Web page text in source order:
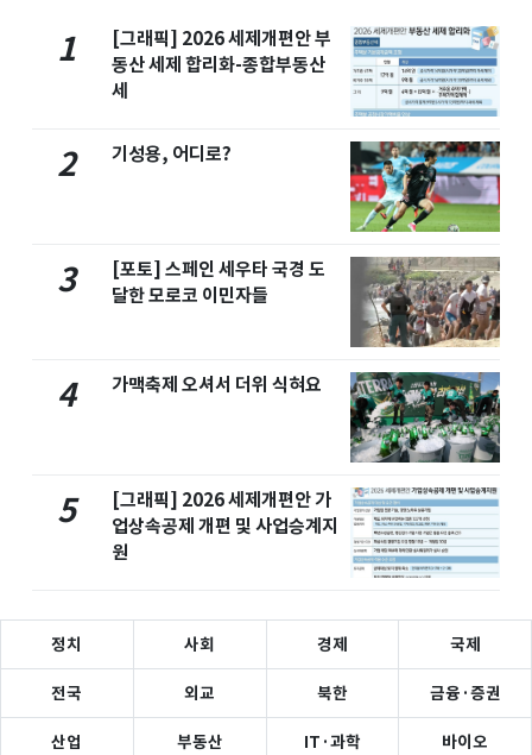
1
[그래픽] 2026 세제개편안 부
동산 세제 합리화-종합부동산
세
2 기성용, 어디로?
3
[포토] 스페인 세우타 국경 도
달한 모로코 이민자들
4 가맥축제 오셔서 더위 식혀요
5
[그래픽] 2026 세제개편안 가
업상속공제 개편 및 사업승계지
원
정치 사회 경제 국제
전국 외교 북한 금융·증권
산업 부동산 IT·과학 바이오